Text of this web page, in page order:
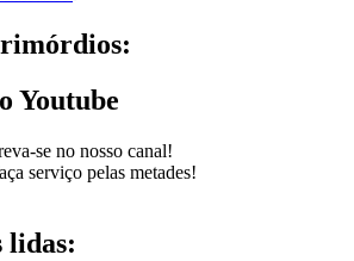
Youtube
se no nosso canal!
serviço pelas metades!
lidas: